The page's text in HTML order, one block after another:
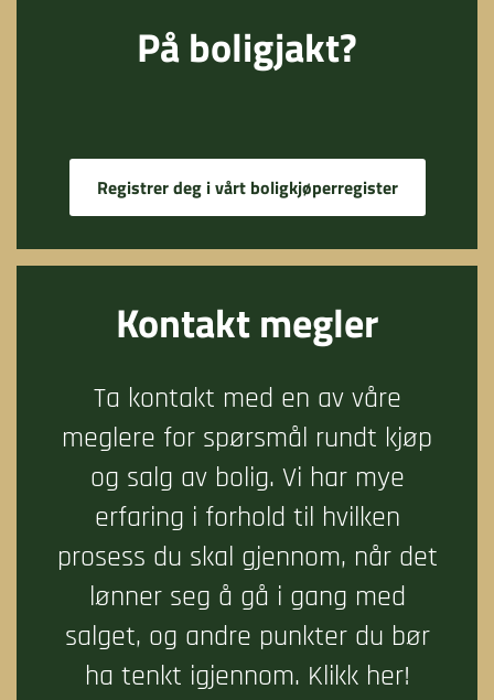
På boligjakt?
Registrer deg i vårt boligkjøperregister
Kontakt megler
Ta kontakt med en av våre
meglere for spørsmål rundt kjøp
og salg av bolig. Vi har mye
erfaring i forhold til hvilken
prosess du skal gjennom, når det
lønner seg å gå i gang med
salget, og andre punkter du bør
ha tenkt igjennom. Klikk her!